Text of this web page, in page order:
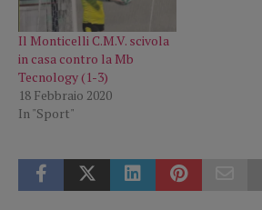
Il Monticelli C.M.V. scivola
in casa contro la Mb
Tecnology (1-3)
18 Febbraio 2020
In "Sport"